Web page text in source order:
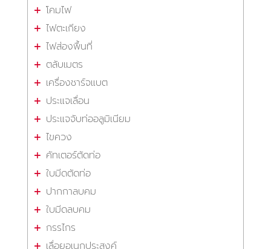
โคมไฟ
ไฟตะเกียง
ไฟส่องพื้นที่
ตลับเมตร
เครื่องชาร์จแบต
ประแจเลื่อน
ประแจจับท่ออลูมิเนียม
ไขควง
คัทเตอร์ตัดท่อ
ใบมีดตัดท่อ
ปากกาลบคม
ใบมีดลบคม
กรรไกร
เลื่อยอเนกประสงค์